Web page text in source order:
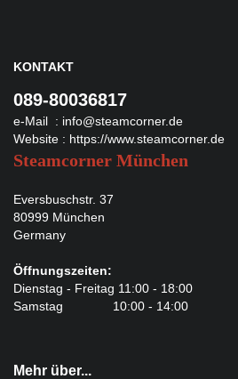
KONTAKT
089-80036817
e-Mail : info@steamcorner.de
Website : https://www.steamcorner.de
Steamcorner München
Eversbuschstr. 37
80999 München
Germany
Öffnungszeiten:
Dienstag - Freitag 11:00 - 18:00
Samstag 10:00 - 14:00
Mehr über...